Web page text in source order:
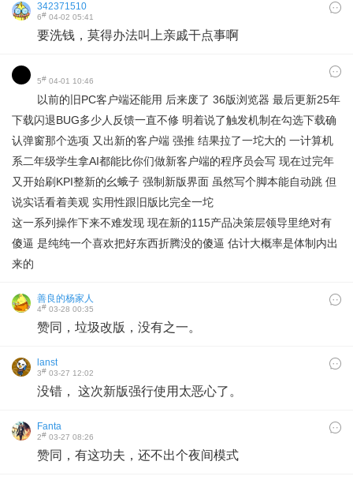
342371510
6# 04-02 05:41
要洗钱，莫得办法叫上亲戚干点事啊
5# 04-01 10:46
以前的旧PC客户端还能用 后来废了 36版浏览器 最后更新25年
下载闪退BUG多少人反馈一直不修 明着说了触发机制在勾选下载确
认弹窗那个选项 又出新的客户端 强推 结果拉了一坨大的 一计算机
系二年级学生拿AI都能比你们做新客户端的程序员会写 现在过完年
又开始刷KPI整新的幺蛾子 强制新版界面 虽然写个脚本能自动跳 但
说实话看着美观 实用性跟旧版比完全一坨
这一系列操作下来不难发现 现在新的115产品决策层领导里绝对有
傻逼 是纯纯一个喜欢把好东西折腾没的傻逼 估计大概率是体制内出
来的
善良的杨家人
4# 03-28 00:35
赞同，垃圾改版，没有之一。
lanst
3# 03-27 12:02
没错， 这次新版强行使用太恶心了。
Fanta
2# 03-27 08:26
赞同，有这功夫，还不出个夜间模式